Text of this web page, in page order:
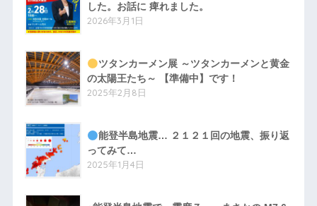
した。お話に 痺れました。
2026年3月1日
ツタンカーメン展 ～ツタンカーメンと黄金
の太陽王たち～ 【準備中】です！
2025年2月8日
能登半島地震… ２１２１回の地震、振り返
ってみて…
2025年1月4日